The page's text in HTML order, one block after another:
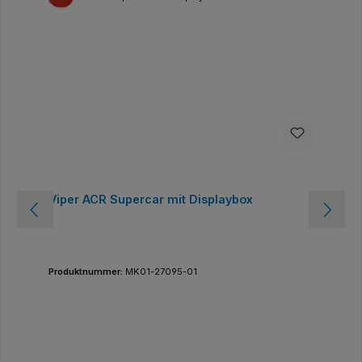
Viper ACR Supercar mit Displaybox
Produktnummer: MK01-27095-01